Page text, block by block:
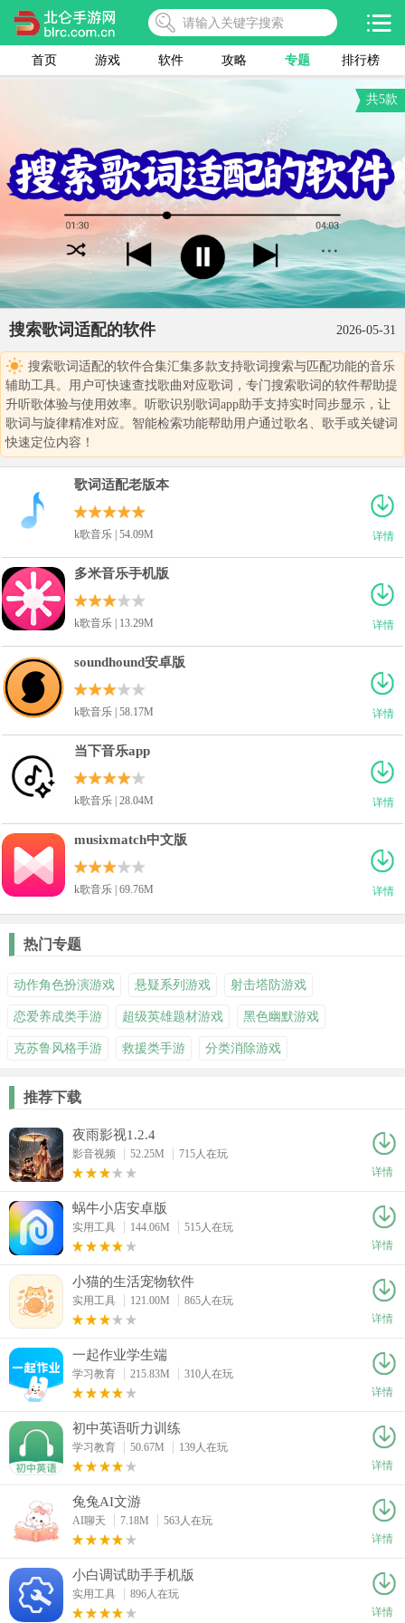
首页 游戏 软件 攻略 专题 排行榜
共5款
搜索歌词适配的软件 2026-05-31
搜索歌词适配的软件合集汇集多款支持歌词搜索与匹配功能的音乐
辅助工具。用户可快速查找歌曲对应歌词，专门搜索歌词的软件帮助提
升听歌体验与使用效率。听歌识别歌词app助手支持实时同步显示，让
歌词与旋律精准对应。智能检索功能帮助用户通过歌名、歌手或关键词
快速定位内容！
详情
歌词适配老版本
k歌音乐 | 54.09M
详情
多米音乐手机版
k歌音乐 | 13.29M
详情
soundhound安卓版
k歌音乐 | 58.17M
详情
当下音乐app
k歌音乐 | 28.04M
详情
musixmatch中文版
k歌音乐 | 69.76M
热门专题
动作角色扮演游戏 悬疑系列游戏 射击塔防游戏
恋爱养成类手游 超级英雄题材游戏 黑色幽默游戏
克苏鲁风格手游 救援类手游 分类消除游戏
推荐下载
夜雨影视1.2.4
影音视频 52.25M
715人在玩
详情
蜗牛小店安卓版
实用工具 144.06M
515人在玩
详情
小猫的生活宠物软件
实用工具 121.00M
865人在玩
详情
一起作业学生端
学习教育 215.83M
310人在玩
详情
初中英语听力训练
学习教育 50.67M
139人在玩
详情
兔兔AI文游
AI聊天 7.18M
563人在玩
详情
小白调试助手手机版
实用工具
896人在玩
详情